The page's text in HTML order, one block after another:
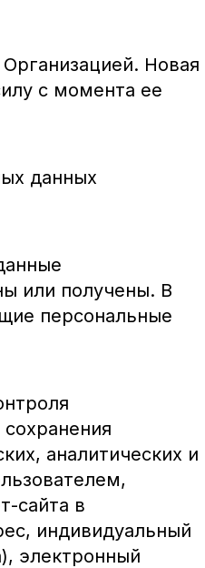
Новая
с момента ее
данных
или получены. В
персональные
аналитических и
сайта в
индивидуальный
электронный